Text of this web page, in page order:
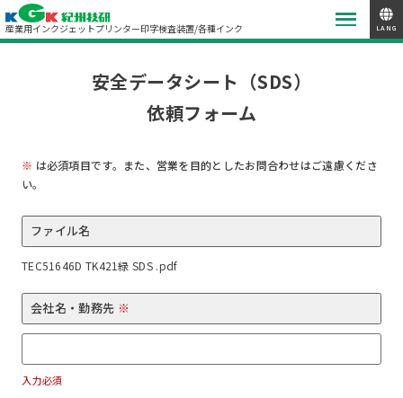
産業用インクジェットプリンター印字検査装置/各種インク LANG
安全データシート（SDS）
依頼フォーム
※ は必須項目です。また、営業を目的としたお問合わせはご遠慮くださ
い。
ファイル名
TEC51646D TK421緑 SDS .pdf
会社名・勤務先 ※
入力必須